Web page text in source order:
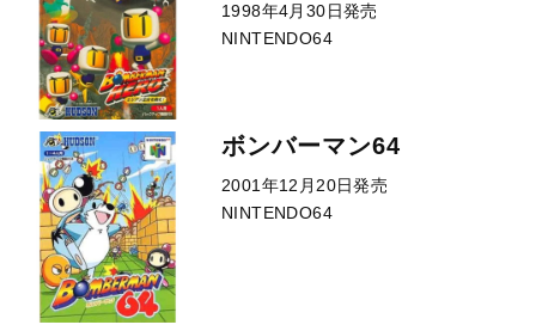
1998年4月30日発売
NINTENDO64
ボンバーマン64
2001年12月20日発売
NINTENDO64